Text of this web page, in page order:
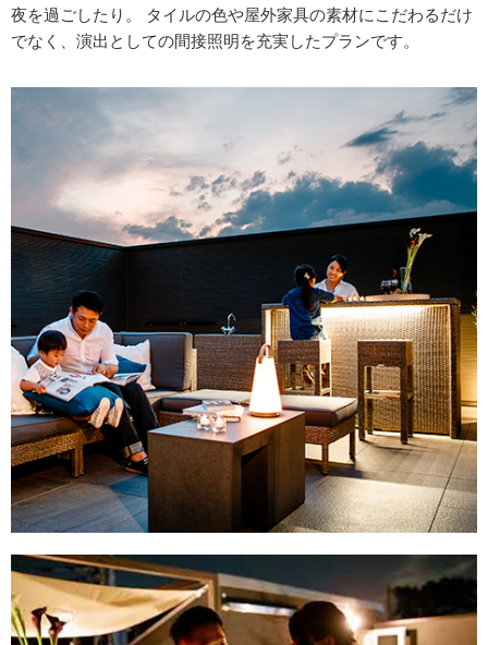
夜を過ごしたり。 タイルの色や屋外家具の素材にこだわるだけ
でなく、演出としての間接照明を充実したプランです。